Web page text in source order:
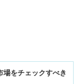
場をチェックすべき